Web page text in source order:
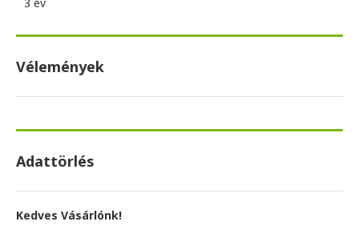
Vélemények
Adattörlés
Kedves Vásárlónk!